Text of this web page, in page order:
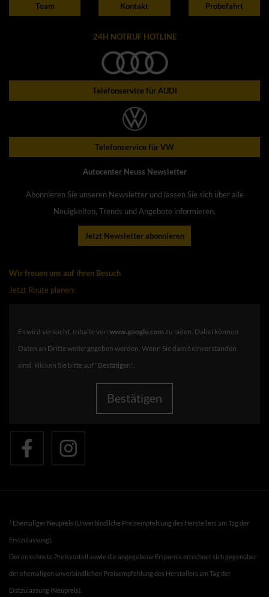
Team Kontakt Probefahrt
24H NOTRUF HOTLINE
Telefonservice für AUDI
Telefonservice für VW
Autocenter Neuss Newsletter
Abonnieren Sie unseren Newsletter und lassen Sie sich über alle
Neuigkeiten, Trends und Angebote informieren.
Jetzt Newsletter abonnieren
Wir freuen uns auf ihren Besuch
Jetzt Route planen:
Es wird versucht, Inhalte von www.google.com zu laden. Dabei können
Daten an Dritte weitergegeben werden. Wenn Sie damit einverstanden
sind, klicken Sie bitte auf "Bestätigen".
Bestätigen
1 Ehemaliger Neupreis (Unverbindliche Preisempfehlung des Herstellers am Tag der
Erstzulassung).
Der errechnete Preisvorteil sowie die angegebene Ersparnis errechnet sich gegenüber
der ehemaligen unverbindlichen Preisempfehlung des Herstellers am Tag der
Erstzulassung (Neupreis).